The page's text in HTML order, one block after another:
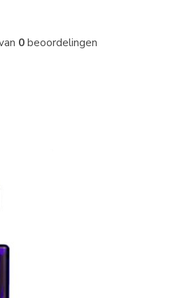
0beoordelingen